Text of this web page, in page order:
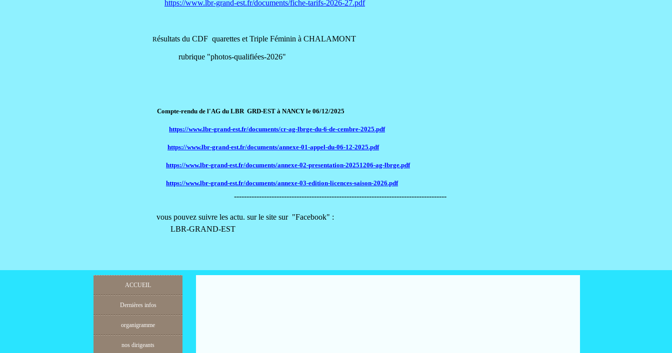
https://www.lbr-grand-est.fr/documents/fiche-tarifs-2026-27.pdf
Résultats du CDF quarettes et Triple Féminin à CHALAMONT
rubrique "photos-qualifiées-2026"
Compte-rendu de l'AG du LBR GRD-EST à NANCY le 06/12/2025
https://www.lbr-grand-est.fr/documents/cr-ag-lbrge-du-6-de-cembre-2025.pdf
https://www.lbr-grand-est.fr/documents/annexe-01-appel-du-06-12-2025.pdf
https://www.lbr-grand-est.fr/documents/annexe-02-presentation-20251206-ag-lbrge.pdf
https://www.lbr-grand-est.fr/documents/annexe-03-edition-licences-saison-2026.pdf
-------------------------------------------------------------------------------------
vous pouvez suivre les actu. sur le site sur "Facebook" :
LBR-GRAND-EST
ACCUEIL
Dernières infos
organigramme
nos dirigeants